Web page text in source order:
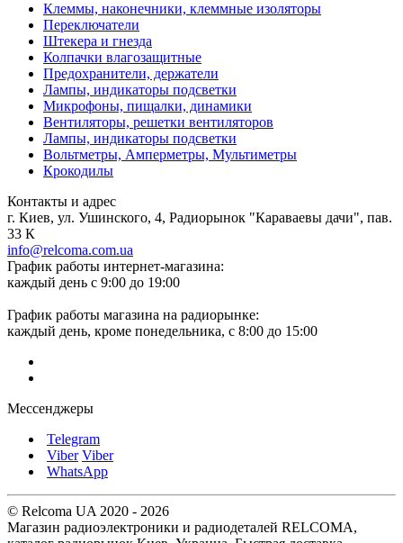
Клеммы, наконечники, клеммные изоляторы
Переключатели
Штекера и гнезда
Колпачки влагозащитные
Предохранители, держатели
Лампы, индикаторы подсветки
Микрофоны, пищалки, динамики
Вентиляторы, решетки вентиляторов
Лампы, индикаторы подсветки
Вольтметры, Амперметры, Мультиметры
Крокодилы
Контакты и адрес
г. Киев, ул. Ушинского, 4, Радиорынок "Караваевы дачи", пав.
33 К
info@relcoma.com.ua
График работы интернет-магазина:
каждый день с 9:00 до 19:00
График работы магазина на радиорынке:
каждый день, кроме понедельника, с 8:00 до 15:00
Мессенджеры
Telegram
Viber Viber
WhatsApp
© Relcoma UA 2020 - 2026
Магазин радиоэлектроники и радиодеталей RELCOMA,